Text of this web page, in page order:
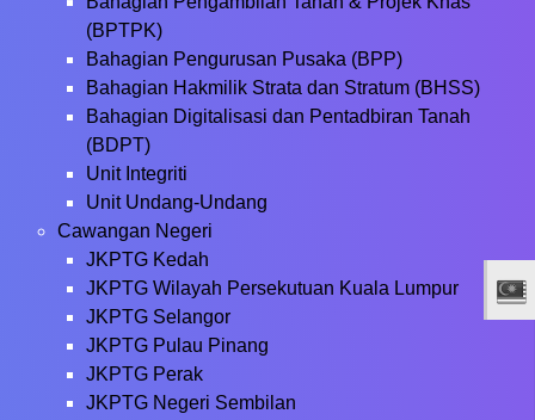
(BPTPK)
Bahagian Pengurusan Pusaka (BPP)
Bahagian Hakmilik Strata dan Stratum (BHSS)
Bahagian Digitalisasi dan Pentadbiran Tanah
(BDPT)
Unit Integriti
Unit Undang-Undang
Cawangan Negeri
JKPTG Kedah
JKPTG Wilayah Persekutuan Kuala Lumpur
JKPTG Selangor
JKPTG Pulau Pinang
JKPTG Perak
JKPTG Negeri Sembilan